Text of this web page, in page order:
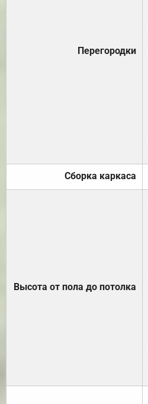
Перегородки
Сборка каркаса
Высота от пола до потолка